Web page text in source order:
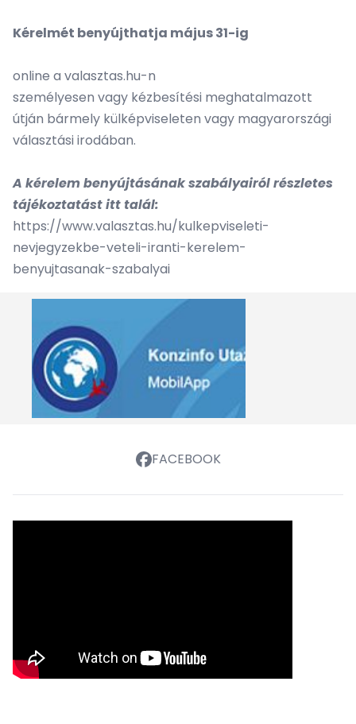
Kérelmét benyújthatja május 31-ig
online a valasztas.hu-n
személyesen vagy kézbesítési meghatalmazott
útján bármely külképviseleten vagy magyarországi
választási irodában.
A kérelem benyújtásának szabályairól részletes
tájékoztatást itt talál:
https://www.valasztas.hu/kulkepviseleti-
nevjegyzekbe-veteli-iranti-kerelem-
benyujtasanak-szabalyai
FACEBOOK